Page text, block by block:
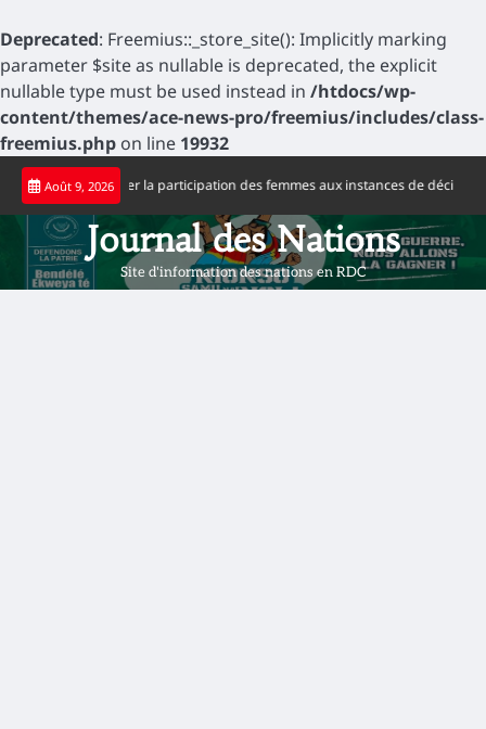
Deprecated: Freemius::_store_site(): Implicitly marking
parameter $site as nullable is deprecated, the explicit
nullable type must be used instead in /htdocs/wp-
content/themes/ace-news-pro/freemius/includes/class-
freemius.php on line 19932
Skip
content
Août 9, 2026
à accélérer la participation des femmes aux instances de décision
Journal des Nations
Site d'information des nations en RDC